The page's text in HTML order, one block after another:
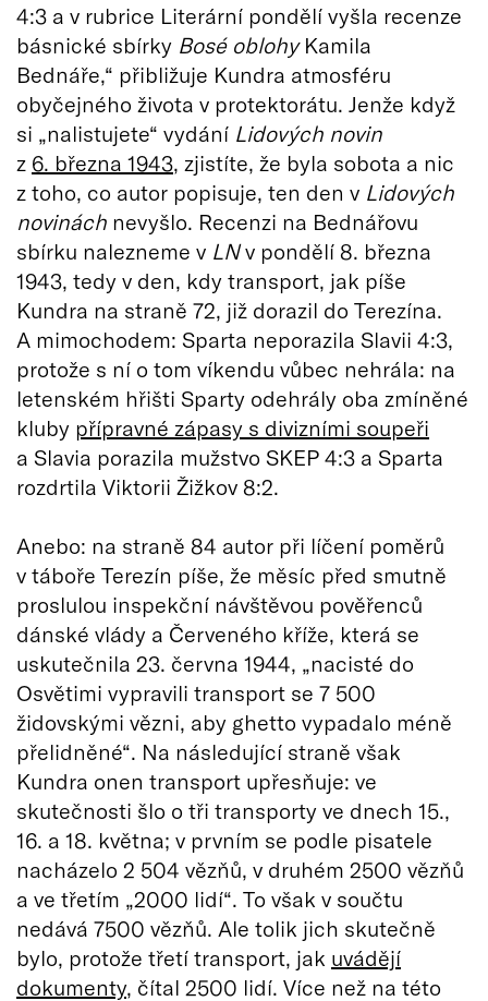
4:3 a v rubrice Literární pondělí vyšla recenze
básnické sbírky Bosé oblohyKamila
Bednáře,“ přibližuje Kundra atmosféru
obyčejného života v protektorátu. Jenže když
si „nalistujete“ vydání Lidových novin
z 6. března 1943, zjistíte, že byla sobota a nic
z toho, co autor popisuje, ten den v Lidových
novinách nevyšlo. Recenzi na Bednářovu
sbírku nalezneme v LNv pondělí 8. března
1943, tedy v den, kdy transport, jak píše
Kundra na straně 72, již dorazil do Terezína.
A mimochodem: Sparta neporazila Slavii 4:3,
protože s ní o tom víkendu vůbec nehrála: na
letenském hřišti Sparty odehrály oba zmíněné
kluby přípravné zápasy s divizními soupeři
a Slavia porazila mužstvo SKEP 4:3 a Sparta
rozdrtila Viktorii Žižkov 8:2.
Anebo: na straně 84 autor při líčení poměrů
v táboře Terezín píše, že měsíc před smutně
proslulou inspekční návštěvou pověřenců
dánské vlády a Červeného kříže, která se
uskutečnila 23. června 1944, „nacisté do
Osvětimi vypravili transport se 7 500
židovskými vězni, aby ghetto vypadalo méně
přelidněné“. Na následující straně však
Kundra onen transport upřesňuje: ve
skutečnosti šlo o tři transporty ve dnech 15.,
16. a 18. května; v prvním se podle pisatele
nacházelo 2 504 vězňů, v druhém 2500 vězňů
a ve třetím „2000 lidí“. To však v součtu
nedává 7500 vězňů. Ale tolik jich skutečně
bylo, protože třetí transport, jak uvádějí
dokumenty, čítal 2500 lidí. Více než na této